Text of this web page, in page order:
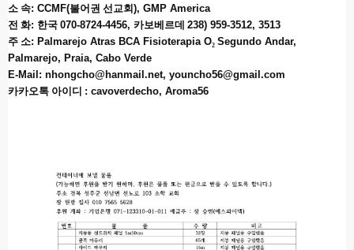
소 속: CCMF(불어권 선교회 ), GMP America
전 화: 한국 070-8724-4456, 카보베르데 238) 959-3512, 3513
주 소: Palmarejo Atras BCA Fisioterapia O₂ Segundo Andar,
Palmarejo, Praia, Cabo Verde
E-Mail: nhongcho@hanmail.net, youncho56@gmail.com
카카오톡 아이디 : cavoverdecho, Aroma56